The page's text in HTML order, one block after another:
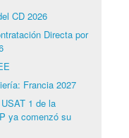
CD 2026
Directa por
Francia 2027
1 de la
ya comenzó su